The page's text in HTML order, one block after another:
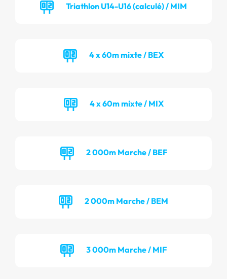
Triathlon U14-U16 (calculé) / MIM
4 x 60m mixte / BEX
4 x 60m mixte / MIX
2 000m Marche / BEF
2 000m Marche / BEM
3 000m Marche / MIF